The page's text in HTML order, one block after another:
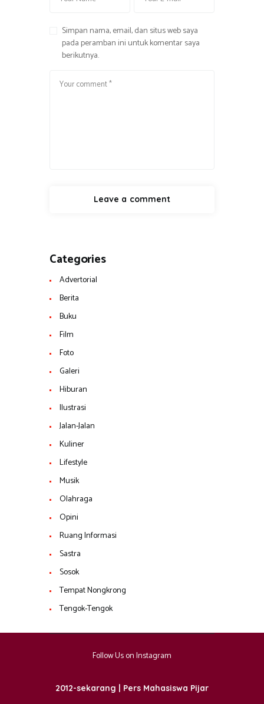
Simpan nama, email, dan situs web saya
pada peramban ini untuk komentar saya
berikutnya.
Categories
Advertorial
Berita
Buku
Film
Foto
Galeri
Hiburan
Ilustrasi
Jalan-Jalan
Kuliner
Lifestyle
Musik
Olahraga
Opini
Ruang Informasi
Sastra
Sosok
Tempat Nongkrong
Tengok-Tengok
Follow Us on Instagram
2012-sekarang | Pers Mahasiswa Pijar